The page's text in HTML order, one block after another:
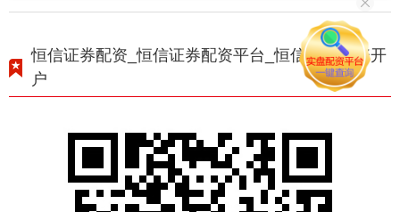
恒信证券配资_恒信证券配资平台_恒信证券配资开
户